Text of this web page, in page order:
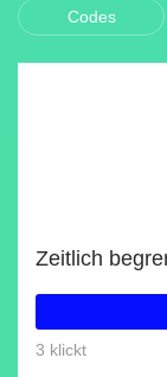
Codes
3 klickt